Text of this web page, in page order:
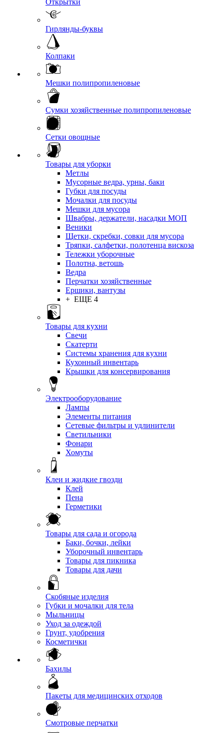
Открытки
Гирлянды-буквы
Колпаки
Мешки полипропиленовые
Сумки хозяйственные полипропиленовые
Сетки овощные
Товары для уборки
Метлы
Мусорные ведра, урны, баки
Губки для посуды
Мочалки для посуды
Мешки для мусора
Швабры, держатели, насадки МОП
Веники
Щетки, скребки, совки для мусора
Тряпки, салфетки, полотенца вискоза
Тележки уборочные
Полотна, ветошь
Ведра
Перчатки хозяйственные
Ершики, вантузы
+ ЕЩЕ 4
Товары для кухни
Свечи
Скатерти
Системы хранения для кухни
Кухонный инвентарь
Крышки для консервирования
Электрооборудование
Лампы
Элементы питания
Сетевые фильтры и удлинители
Светильники
Фонари
Хомуты
Клеи и жидкие гвозди
Клей
Пена
Герметики
Товары для сада и огорода
Баки, бочки, лейки
Уборочный инвентарь
Товары для пикника
Товары для дачи
Скобяные изделия
Губки и мочалки для тела
Мыльницы
Уход за одеждой
Грунт, удобрения
Косметички
Бахилы
Пакеты для медицинских отходов
Смотровые перчатки